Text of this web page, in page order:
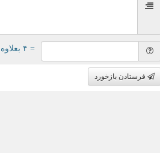
= ۴ بعلاوه ۴
فرستادن بازخورد